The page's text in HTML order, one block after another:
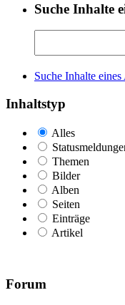
Suche Inhalte
Suche Inhalte
Inhaltstyp
Alles
Themen
Bilder
Alben
Seiten
Einträge
Artikel
Forum